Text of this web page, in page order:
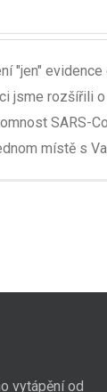
"jen"
jsme rozšířili
SARS-
místě s
vytápění od